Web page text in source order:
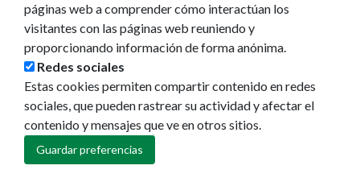
Ayuntamiento de Pamplona
Plaza Consistorial, s/n
31001 - Pamplona
948 420 100
pamplona@pamplona.es
Footer
Aviso legal
páginas web a comprender cómo interactúan los
visitantes con las páginas web reuniendo y
proporcionando información de forma anónima.
Redes sociales
Estas cookies permiten compartir contenido en redes
sociales, que pueden rastrear su actividad y afectar el
contenido y mensajes que ve en otros sitios.
Guardar preferencias